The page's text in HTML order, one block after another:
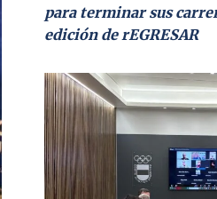
para terminar sus
edición de rEGRESAR